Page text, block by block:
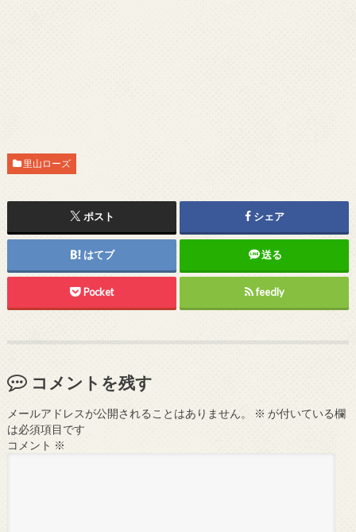
里山ローズ
ポスト シェア
はてブ 送る
Pocket feedly
コメントを残す
メールアドレスが公開されることはありません。 ※ が付いている欄
は必須項目です
コメント ※